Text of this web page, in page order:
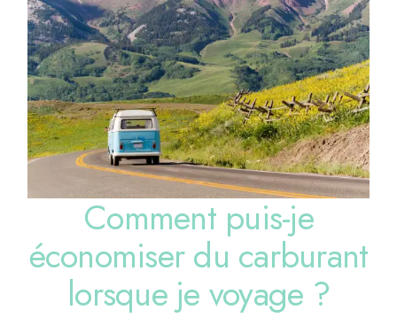
Comment puis-je
économiser du carburant
lorsque je voyage ?